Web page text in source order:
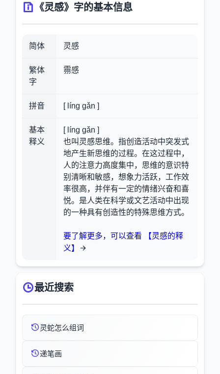
《灵感》字的基本信息
简体 灵感
繁体
字
霛感
拼音 [ líng gǎn ]
基本
释义
[ líng gǎn ]
也叫灵感思维。指创造活动中突发式
地产生新思维的过程。在这过程中，
人的注意力高度集中，思维的意识特
别清晰和敏感，想象力活跃，工作效
率很高，并伴有一定的情绪兴奋和喜
悦。是人类在科学或文艺活动中出现
的一种具有创造性的特殊思维方式。
要了解更多，可以查看 【灵感的释
义】
最近搜索
灵蛇怎么组词
递笔画